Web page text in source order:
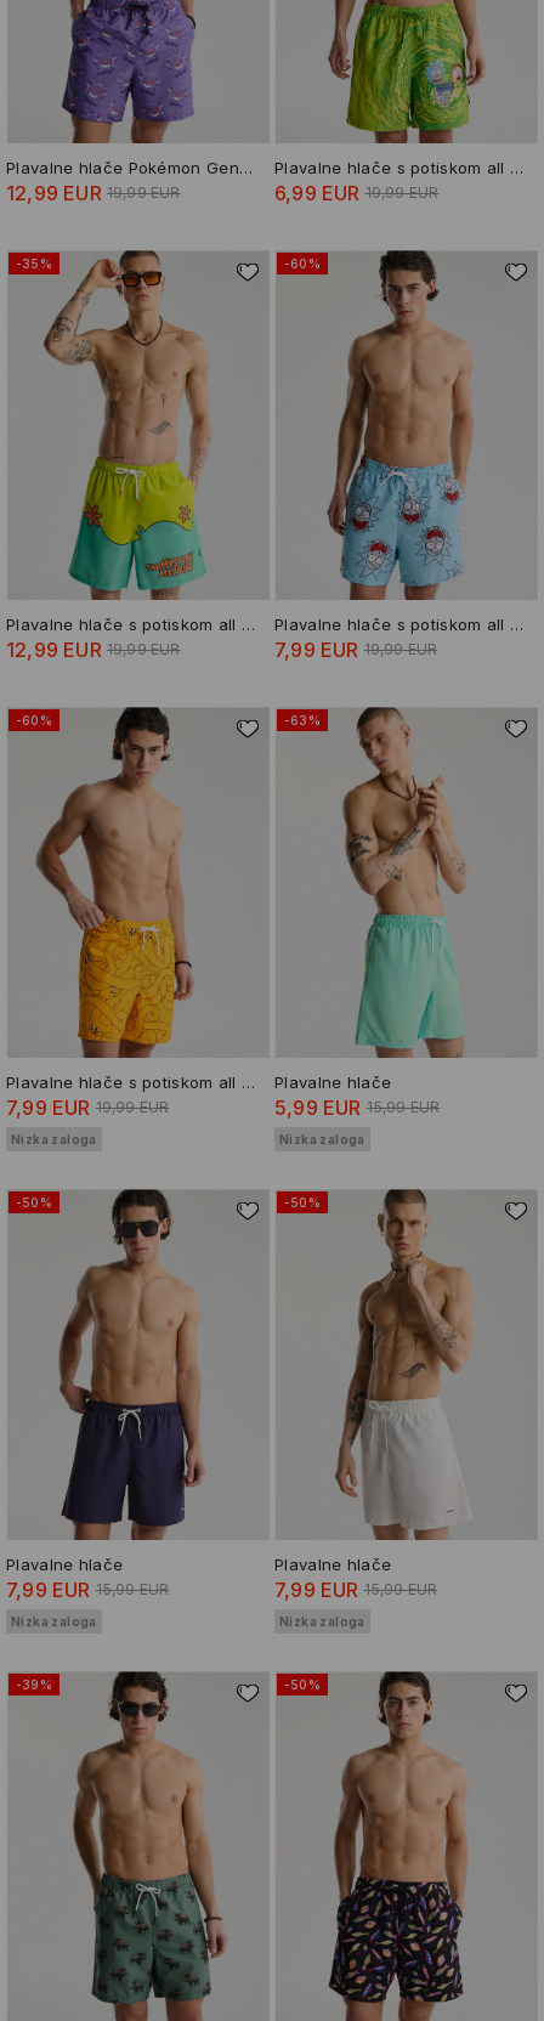
Plavalne hlače Pokémon Gengar
12,99 EUR 19,99 EUR
Plavalne hlače s potiskom all over Rick and Morty
6,99 EUR 19,99 EUR
-35%
Plavalne hlače s potiskom all over Scooby-Doo
12,99 EUR 19,99 EUR
-60%
Plavalne hlače s potiskom all over Rick and Morty
7,99 EUR 19,99 EUR
-60%
Plavalne hlače s potiskom all over Adventure Time
7,99 EUR 19,99 EUR
Nizka zaloga
-63%
Plavalne hlače
5,99 EUR 15,99 EUR
Nizka zaloga
-50%
Plavalne hlače
7,99 EUR 15,99 EUR
Nizka zaloga
-50%
Plavalne hlače
7,99 EUR 15,99 EUR
Nizka zaloga
-39% -50%